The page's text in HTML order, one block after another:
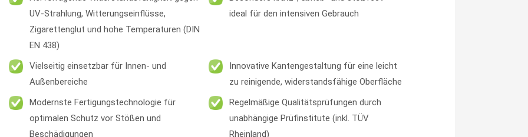
UV-Strahlung, Witterungseinflüsse,
Zigarettenglut und hohe Temperaturen (DIN
EN 438)
ideal für den intensiven Gebrauch
Vielseitig einsetzbar für Innen- und
Außenbereiche
Innovative Kantengestaltung für eine leicht
zu reinigende, widerstandsfähige Oberfläche
Modernste Fertigungstechnologie für
optimalen Schutz vor Stößen und
Beschädigungen
Regelmäßige Qualitätsprüfungen durch
unabhängige Prüfinstitute (inkl. TÜV
Rheinland)